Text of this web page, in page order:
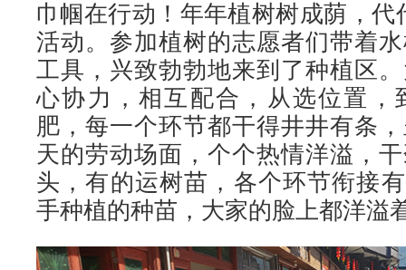
巾帼在行动！年年植树树成荫，代
活动。参加植树的志愿者们带着
工具，兴致勃勃地来到了种植区
心协力，相互配合，从选位置，
肥，每一个环节都干得井井有条
天的劳动场面，个个热情洋溢，
头，有的运树苗，各个环节衔接
手种植的种苗，大家的脸上都洋溢